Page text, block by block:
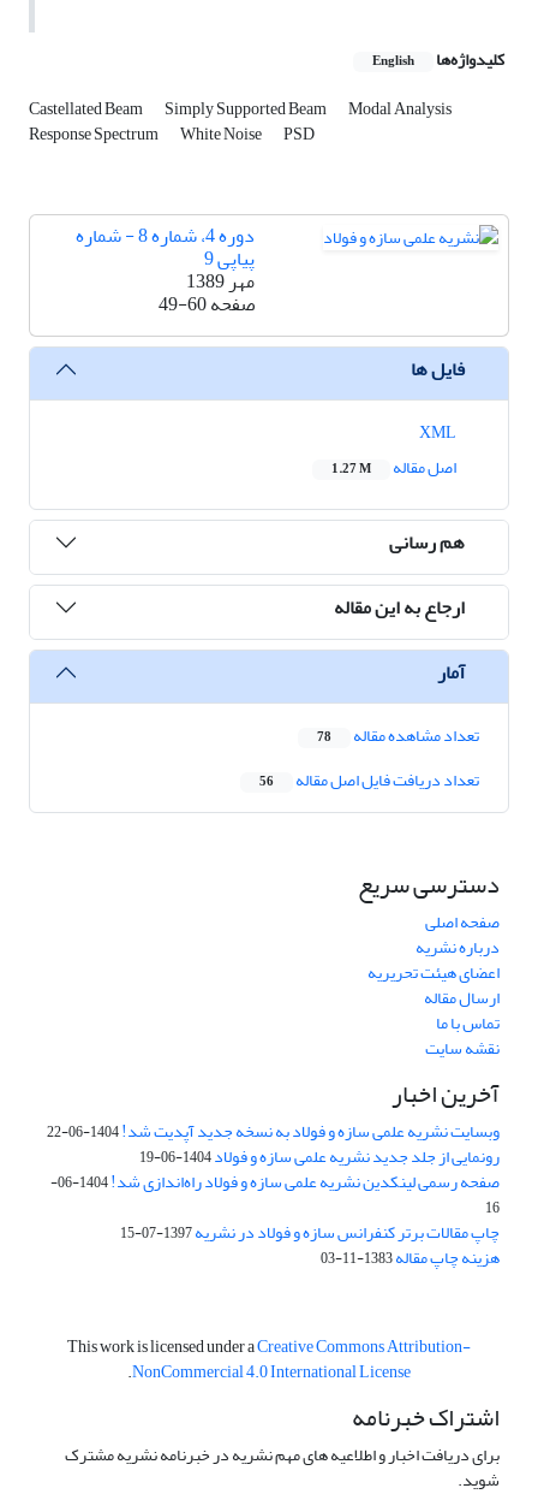
کلیدواژه‌ها English
Castellated Beam Simply Supported Beam Modal Analysis
Response Spectrum White Noise PSD
دوره 4، شماره 8 - شماره
پیاپی 9
مهر 1389
صفحه49-60
فایل ها
اصل مقاله
1.27 M
هم رسانی
ارجاع به این مقاله
آمار
تعداد مشاهده مقاله 78
تعداد دریافت فایل اصل مقاله 56
دسترسی سریع
صفحه اصلی
درباره نشریه
اعضای هیئت تحریریه
ارسال مقاله
تماس با ما
نقشه سایت
آخرین اخبار
وبسایت نشریه علمی سازه و فولاد به نسخه جدید آپدیت شد!1404-06-22
رونمایی از جلد جدید نشریه علمی سازه و فولاد1404-06-19
صفحه رسمی لینکدین نشریه علمی سازه و فولاد راه‌اندازی شد!
1404-06-
16
چاپ مقالات برتر کنفرانس سازه و فولاد در نشریه1397-07-15
هزینه چاپ مقاله1383-11-03
This work is licensed under aCreative Commons Attribution-
NonCommercial 4.0 International License
.
اشتراک خبرنامه
برای دریافت اخبار و اطلاعیه های مهم نشریه در خبرنامه نشریه مشترک
شوید.